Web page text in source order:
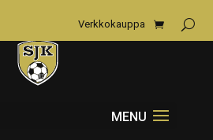
Verkkokauppa